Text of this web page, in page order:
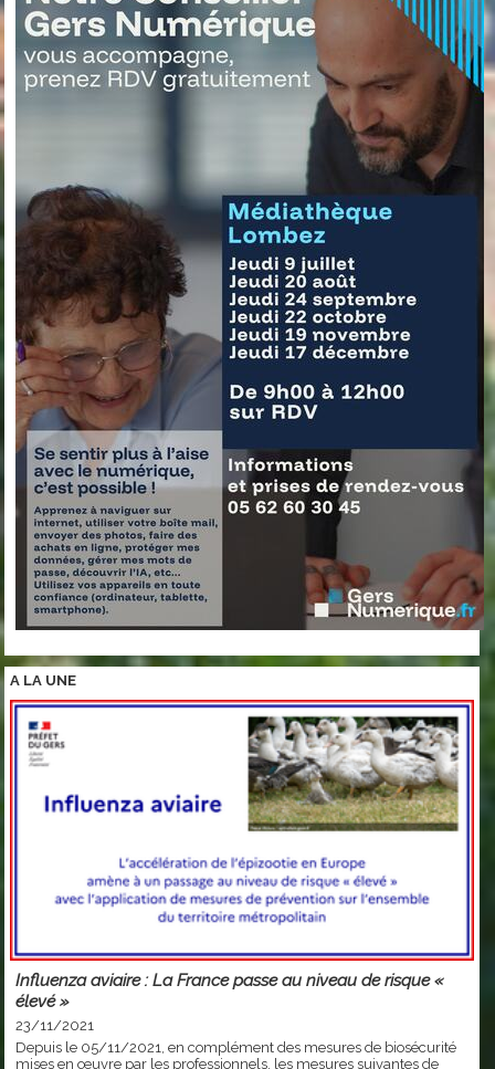
A LA UNE
Influenza aviaire : La France passe au niveau de risque «
élevé »
23/11/2021
Depuis le 05/11/2021, en complément des mesures de biosécurité
mises en œuvre par les professionnels, les mesures suivantes de